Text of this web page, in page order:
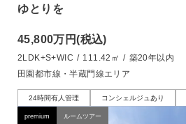
ゆとりを
45,800万円(税込)
2LDK+S+WIC / 111.42㎡ / 築20年以内
田園都市線・半蔵門線エリア
24時間有人管理 コンシェルジュあり
premium ルームツアー